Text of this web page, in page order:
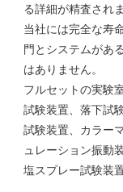
る詳細が精査されま
当社には完全な寿
門とシステムがあ
はありません。
フルセットの実験
試験装置、落下試
試験装置、カラー
ュレーション振動